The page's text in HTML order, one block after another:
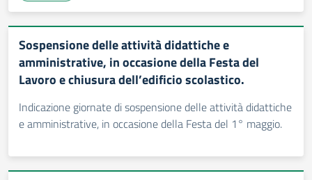
Sospensione delle attività didattiche e
amministrative, in occasione della Festa del
Lavoro e chiusura dell’edificio scolastico.
Indicazione giornate di sospensione delle attività didattiche
e amministrative, in occasione della Festa del 1° maggio.